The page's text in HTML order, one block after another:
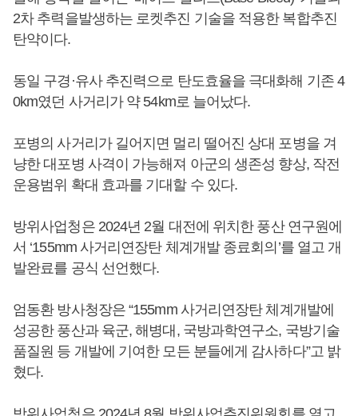
2차 추력을발생하는 로켓추진 기술을 적용한 복합추진
탄약이다.
동일 구경·유사 추진력으로 탄도효율을 극대화해 기존 4
0km였던 사거리가 약 54km로 늘어났다.
포병의 사거리가 길어지면 멀리 떨어진 상대 포병을 겨
냥한 대포병 사격이 가능해져 아군의 생존성 향상, 작전
운용범위 확대 효과를 기대할 수 있다.
방위사업청은 2024년 2월 대전에 위치한 풍산 연구원에
서 ‘155mm 사거리연장탄 체계개발 종료회의’를 열고 개
발완료를 공식 선언했다.
엄동환 방사청장은 “155mm 사거리연장탄 체계개발에
성공한 풍산과 육군, 해병대, 국방과학연구소, 국방기술
품질원 등 개발에 기여한 모든 분들에게 감사하다”고 밝
혔다.